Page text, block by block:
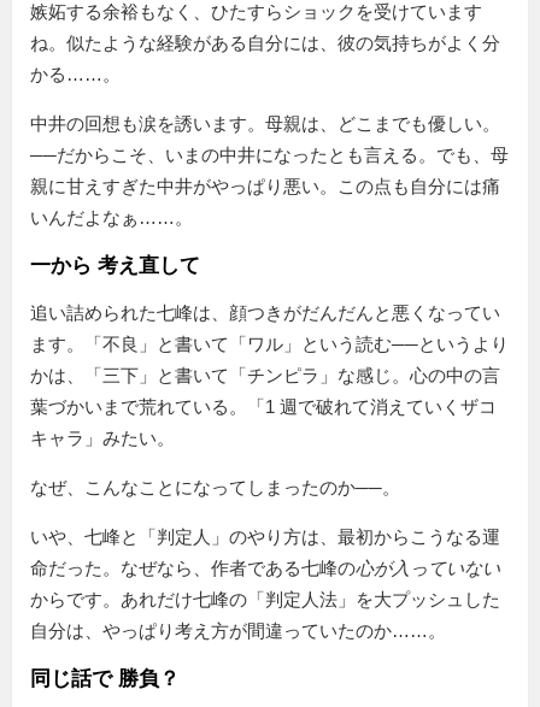
嫉妬する余裕もなく、ひたすらショックを受けています
ね。似たような経験がある自分には、彼の気持ちがよく分
かる……。
中井の回想も涙を誘います。母親は、どこまでも優しい。
──だからこそ、いまの中井になったとも言える。でも、母
親に甘えすぎた中井がやっぱり悪い。この点も自分には痛
いんだよなぁ……。
一から 考え直して
追い詰められた七峰は、顔つきがだんだんと悪くなってい
ます。「不良」と書いて「ワル」という読む──というより
かは、「三下」と書いて「チンピラ」な感じ。心の中の言
葉づかいまで荒れている。「1 週で破れて消えていくザコ
キャラ」みたい。
なぜ、こんなことになってしまったのか──。
いや、七峰と「判定人」のやり方は、最初からこうなる運
命だった。なぜなら、作者である七峰の心が入っていない
からです。あれだけ七峰の「判定人法」を大プッシュした
自分は、やっぱり考え方が間違っていたのか……。
同じ話で 勝負？